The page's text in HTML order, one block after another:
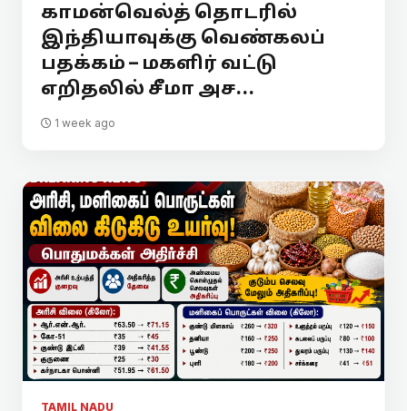
காமன்வெல்த் தொடரில்
இந்தியாவுக்கு வெண்கலப்
பதக்கம் – மகளிர் வட்டு
எறிதலில் சீமா அச...
1 week ago
TAMIL NADU